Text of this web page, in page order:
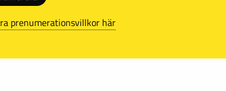
prenumerationsvillkor här